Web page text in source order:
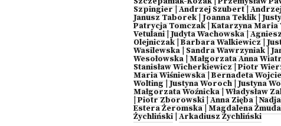
Szpingier|Andrzej Szubert|
Janusz Taborek|Joanna Teklik|
Patrycja Tomczak|Katarzyna Maria
Vetulani|Judyta Wachowska|
Olejniczak|Barbara Walkiewicz|
Wasilewska|Sandra Wawrzyniak|
Wesołowska |Małgorzata Anna
Stanisław Wicherkiewicz|Piotr
Maria Wiśniewska|Bernadeta
Wolting|Justyna Woroch|Justyna
Małgorzata Woźnicka|Władysław
|Piotr Zborowski|Anna Zięba|
Estera Żeromska| Magdalena
Żychliński|Arkadiusz Żychliński